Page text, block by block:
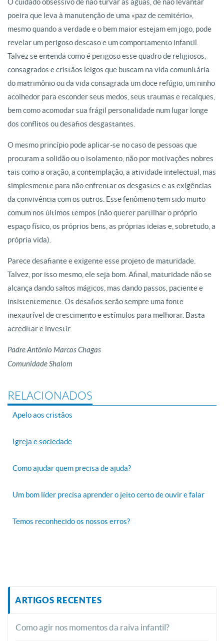
O cuidado obsessivo de não turvar as águas, de não levantar
poeira que leva à manutenção de uma «paz de cemitério»,
mesmo quando a verdade e o bem maior estejam em jogo, pode
revelar um perigoso descaso e um comportamento infantil.
Talvez se entenda como é perigoso esse quadro de religiosos,
consagrados e cristãos leigos que buscam na vida comunitária
do matrimônio ou da vida consagrada um doce refúgio, um ninho
acolhedor para esconder seus medos, seus traumas e recalques,
bem como acomodar sua frágil personalidade num lugar longe
dos conflitos ou desafios desgastantes.
O mesmo princípio pode aplicar-se no caso de pessoas que
procuram a solidão ou o isolamento, não por motivações nobres
tais como a oração, a contemplação, a atividade intelectual, mas
simplesmente para não enfrentar os desgastes e as exigências
da convivência com os outros. Esse fenômeno tem sido muito
comum nos últimos tempos (não querer partilhar o próprio
espaço físico, os próprios bens, as próprias ideias e, sobretudo, a
própria vida).
Parece desafiante e exigente esse projeto de maturidade.
Talvez, por isso mesmo, ele seja bom. Afinal, maturidade não se
alcança dando saltos mágicos, mas dando passos, paciente e
insistentemente. Os desafios serão sempre uma fonte
inexaurível de crescimento e estímulos para melhorar. Basta
acreditar e investir.
Padre Antônio Marcos Chagas
Comunidade Shalom
RELACIONADOS
Apelo aos cristãos
Igreja e sociedade
Como ajudar quem precisa de ajuda?
Um bom líder precisa aprender o jeito certo de ouvir e falar
Temos reconhecido os nossos erros?
ARTIGOS RECENTES
Como agir nos momentos da raiva infantil?